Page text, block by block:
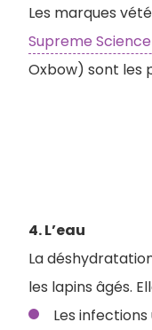
Les marques
Supreme
Oxbow) sont les
4. L’eau
La
les lapins âgés.
Les infections